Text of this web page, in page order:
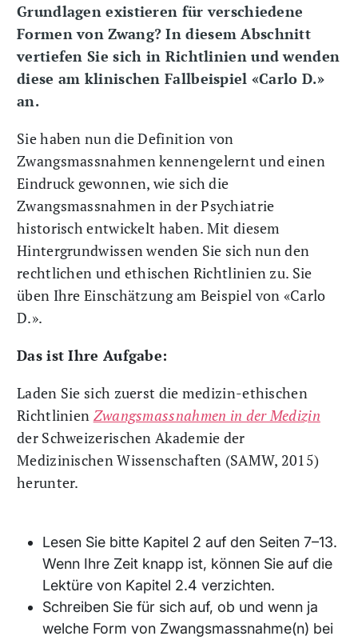
Grundlagen existieren für verschiedene
Formen von Zwang? In diesem Abschnitt
vertiefen Sie sich in Richtlinien und wenden
diese am klinischen Fallbeispiel «Carlo D.»
an.
Sie haben nun die Definition von
Zwangsmassnahmen kennengelernt und einen
Eindruck gewonnen, wie sich die
Zwangsmassnahmen in der Psychiatrie
historisch entwickelt haben. Mit diesem
Hintergrundwissen wenden Sie sich nun den
rechtlichen und ethischen Richtlinien zu. Sie
üben Ihre Einschätzung am Beispiel von «Carlo
D.».
Das ist Ihre Aufgabe:
Laden Sie sich zuerst die medizin-ethischen
Richtlinien Zwangsmassnahmen in der Medizin
der Schweizerischen Akademie der
Medizinischen Wissenschaften (SAMW, 2015)
herunter.
Lesen Sie bitte Kapitel 2 auf den Seiten 7–13.
Wenn Ihre Zeit knapp ist, können Sie auf die
Lektüre von Kapitel 2.4 verzichten.
Schreiben Sie für sich auf, ob und wenn ja
welche Form von Zwangsmassnahme(n) bei